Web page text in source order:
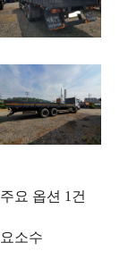
주요 옵션 1 건
요소수